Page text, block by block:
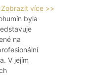
Zobrazit více >>
byla
na
V jejím